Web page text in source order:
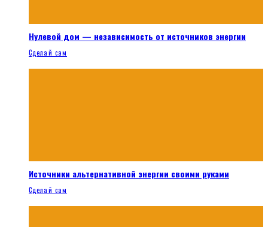
Нулевой дом — независимость от источников энергии
Сделай сам
Источники альтернативной энергии своими руками
Сделай сам